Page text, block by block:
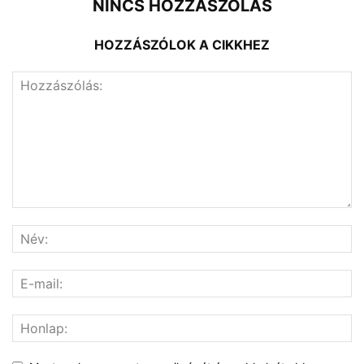
NINCS HOZZÁSZÓLÁS
HOZZÁSZÓLOK A CIKKHEZ